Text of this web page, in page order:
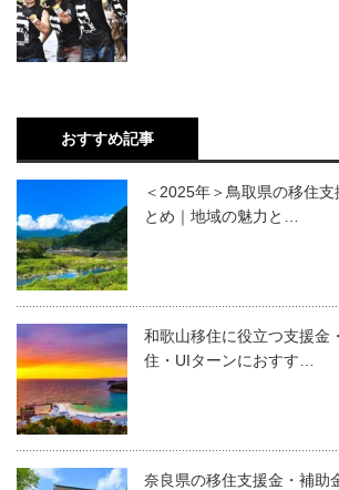
おすすめ記事
＜2025年＞鳥取県の移住
とめ｜地域の魅力と…
和歌山移住に役立つ支援
住・UIターンにおすす…
奈良県の移住支援金・補助